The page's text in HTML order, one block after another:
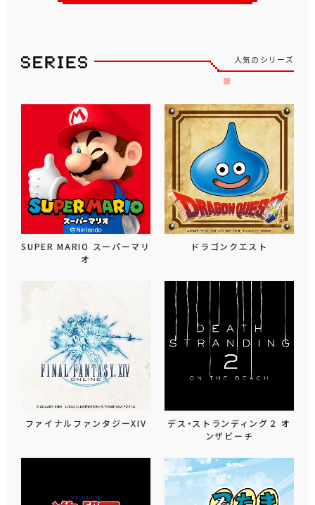
人気のシリーズ
SUPER MARIO スーパーマリ
オ
ドラゴンクエスト
ファイナルファンタジーXIV
デス・ストランディング２ オ
ンザビーチ